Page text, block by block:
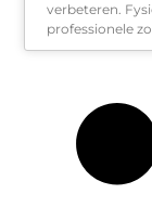
verbeteren.
professionele